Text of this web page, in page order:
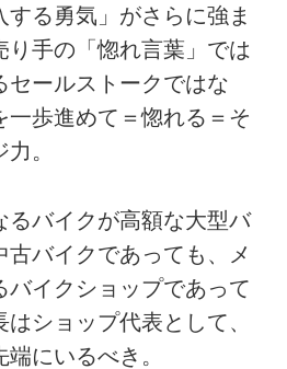
る勇気」がさらに強ま
り手の「惚れ言葉」では
セールストークではな
一歩進めて＝惚れる＝そ
。
るバイクが高額な大型バ
古バイクであっても、メ
バイクショップであって
ショップ代表として、
にいるべき。